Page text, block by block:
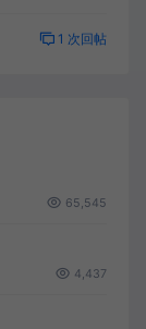
1 次回帖
65,545
4,437